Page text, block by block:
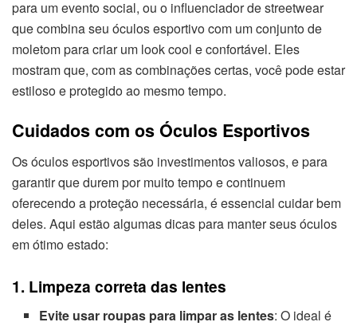
para um evento social, ou o influenciador de streetwear
que combina seu óculos esportivo com um conjunto de
moletom para criar um look cool e confortável. Eles
mostram que, com as combinações certas, você pode estar
estiloso e protegido ao mesmo tempo.
Cuidados com os Óculos Esportivos
Os óculos esportivos são investimentos valiosos, e para
garantir que durem por muito tempo e continuem
oferecendo a proteção necessária, é essencial cuidar bem
deles. Aqui estão algumas dicas para manter seus óculos
em ótimo estado:
1. Limpeza correta das lentes
Evite usar roupas para limpar as lentes: O ideal é